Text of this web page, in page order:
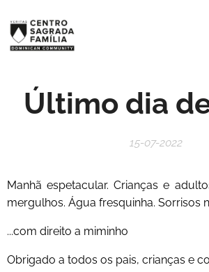
Último dia
15-07-2022
Manhã espetacular. Crianças e
mergulhos. Água fresquinha. Sorrisos
...com direito a miminho
Obrigado a todos os pais, crianças e